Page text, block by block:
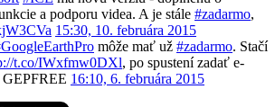
a podporu videa. A je stále #zadarmo,
15:30, 10. februára 2015
môže mať už #zadarmo. Stačí
t.co/IWxfmw0DXl, po spustení zadať e-
16:10, 6. februára 2015